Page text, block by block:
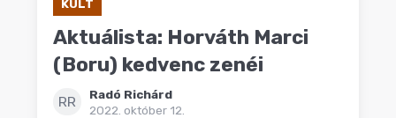
KULT
Aktuálista: Horváth Marci
(Boru) kedvenc zenéi
RR
Radó Richárd
2022. október 12.